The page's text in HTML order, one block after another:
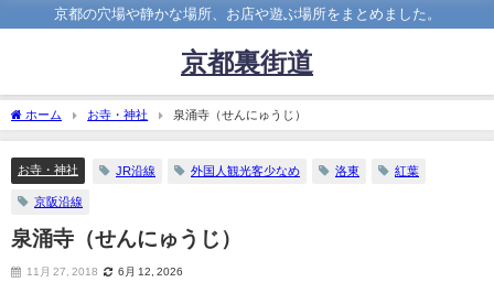
京都の穴場や静かな場所、お店や遊ぶ場所をまとめました。
京都裏街道
ホーム お寺・神社 泉涌寺（せんにゅうじ）
お寺・神社 JR沿線 外国人観光客少なめ 洛東 紅葉
京阪沿線
泉涌寺（せんにゅうじ）
11月 27, 2018 6月 12, 2026